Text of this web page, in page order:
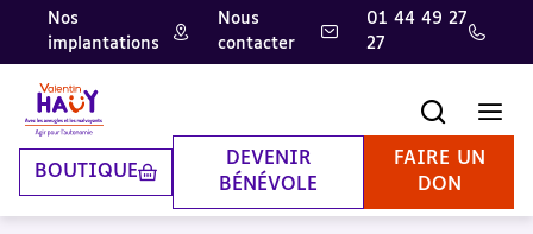
Aller
contenu
principal
Aller
pied
de
page
Aller
la
recherche
Nos
implantations
Nous
contacter
01 44 49 27
27
BOUTIQUE
DEVENIR
BÉNÉVOLE
FAIRE UN
DON